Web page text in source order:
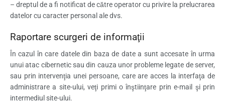
– dreptul de a fi notificat de către operator cu privire la prelucrarea
datelor cu caracter personal ale dvs.
Raportare scurgeri de informaţii
În cazul în care datele din baza de date a sunt accesate în urma
unui atac cibernetic sau din cauza unor probleme legate de server,
sau prin intervenţia unei persoane, care are acces la interfaţa de
administrare a site-ului, veţi primi o înştiinţare prin e-mail şi prin
intermediul site-ului.